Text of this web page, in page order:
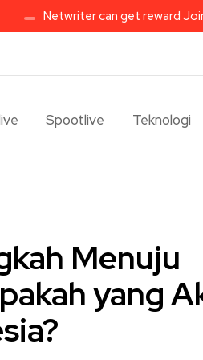
Netwriter can get reward
Spootlive Teknologi
Menuju
yang